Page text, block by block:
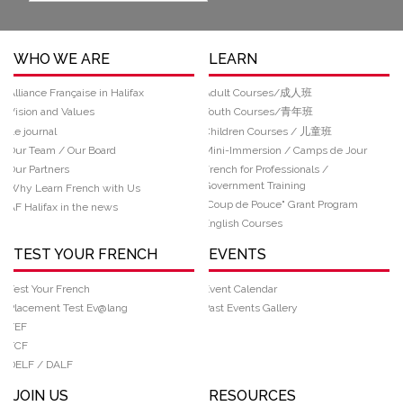
WHO WE ARE
Alliance Française in Halifax
Vision and Values
Le journal
Our Team / Our Board
Our Partners
Why Learn French with Us
AF Halifax in the news
LEARN
Adult Courses/成人班
Youth Courses/青年班
Children Courses / 儿童班
Mini-Immersion / Camps de Jour
French for Professionals /
Government Training
“Coup de Pouce" Grant Program
English Courses
TEST YOUR FRENCH
Test Your French
Placement Test Ev@lang
TEF
TCF
DELF / DALF
EVENTS
Event Calendar
Past Events Gallery
JOIN US RESOURCES